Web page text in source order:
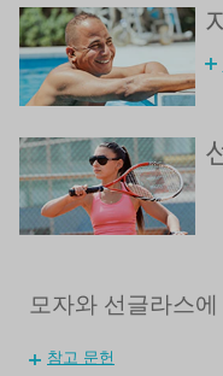
모자와 선글라스
참고 문헌